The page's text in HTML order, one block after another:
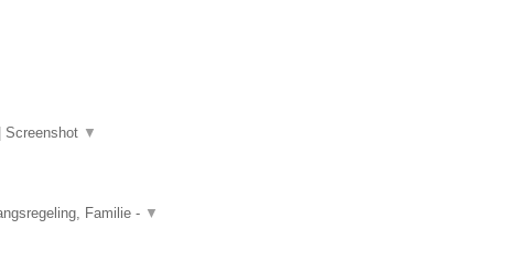
Screenshot ▼
Familie - ▼